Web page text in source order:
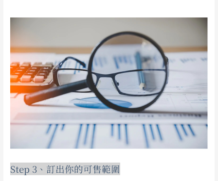
Step 3、訂出你的可售範圍